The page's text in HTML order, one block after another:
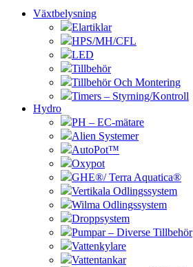
Växtbelysning
Elartiklar
HPS/MH/CFL
LED
Tillbehör
Tillbehör Och Montering
Timers – Styrning/Kontroll
Hydro
PH – EC-mätare
Alien Systemer
AutoPot™
Oxypot
GHE®/ Terra Aquatica®
Vertikala Odlingssystem
Wilma Odlingssystem
Droppsystem
Pumpar – Diverse Tillbehör
Vattenkylare
Vattentankar